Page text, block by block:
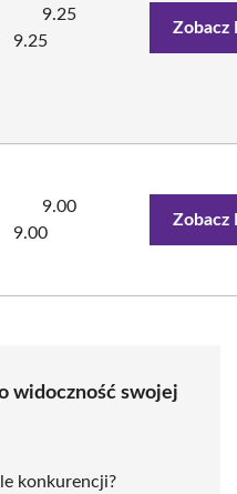
9.25
9.25
Zobacz
9.00
9.00
Zobacz
widoczność swojej
konkurencji?